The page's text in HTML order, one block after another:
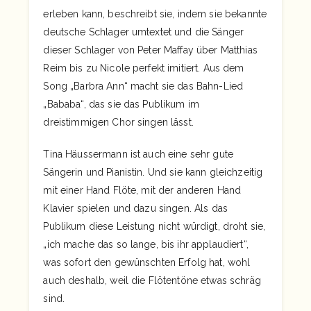
erleben kann, beschreibt sie, indem sie bekannte
deutsche Schlager umtextet und die Sänger
dieser Schlager von Peter Maffay über Matthias
Reim bis zu Nicole perfekt imitiert. Aus dem
Song „Barbra Ann“ macht sie das Bahn-Lied
„Bababa“, das sie das Publikum im
dreistimmigen Chor singen lässt.
Tina Häussermann ist auch eine sehr gute
Sängerin und Pianistin. Und sie kann gleichzeitig
mit einer Hand Flöte, mit der anderen Hand
Klavier spielen und dazu singen. Als das
Publikum diese Leistung nicht würdigt, droht sie,
„ich mache das so lange, bis ihr applaudiert“,
was sofort den gewünschten Erfolg hat, wohl
auch deshalb, weil die Flötentöne etwas schräg
sind.